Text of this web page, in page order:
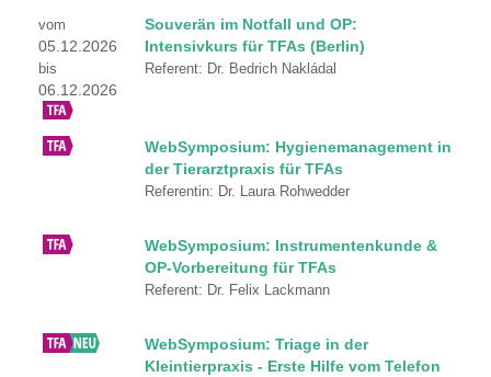
vom
05.12.2026
bis
06.12.2026
Souverän im Notfall und OP:
Intensivkurs für TFAs (Berlin)
Referent: Dr. Bedrich Nakládal
WebSymposium: Hygienemanagement in
der Tierarztpraxis für TFAs
Referentin: Dr. Laura Rohwedder
WebSymposium: Instrumentenkunde &
OP-Vorbereitung für TFAs
Referent: Dr. Felix Lackmann
WebSymposium: Triage in der
Kleintierpraxis - Erste Hilfe vom Telefon